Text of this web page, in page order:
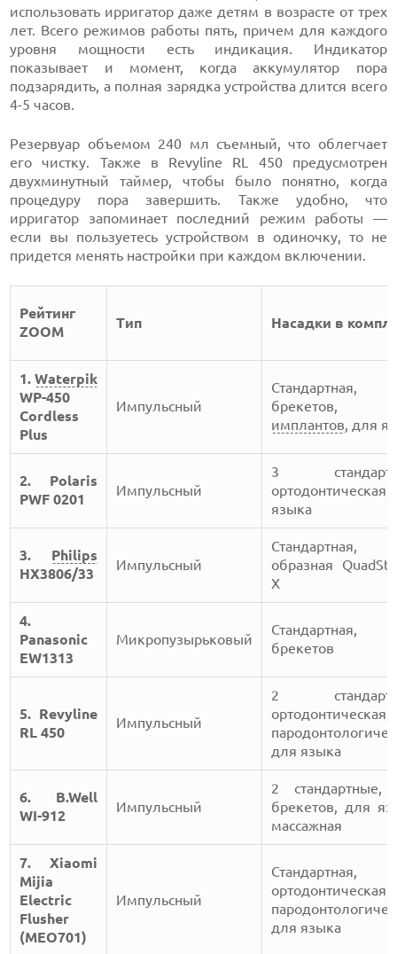
использовать ирригатор даже детям в возрасте от трех
лет. Всего режимов работы пять, причем для каждого
уровня мощности есть индикация. Индикатор
показывает и момент, когда аккумулятор пора
подзарядить, а полная зарядка устройства длится всего
4-5 часов.
Резервуар объемом 240 мл съемный, что облегчает
его чистку. Также в Revyline RL 450 предусмотрен
двухминутный таймер, чтобы было понятно, когда
процедуру пора завершить. Также удобно, что
ирригатор запоминает последний режим работы —
если вы пользуетесь устройством в одиночку, то не
придется менять настройки при каждом включении.
Рейтинг
ZOOM
Тип Насадки в
1.Waterpik
WP-450
Cordless
Plus
Импульсный
Стандартная,
брекетов,
имплантов, для
2. Polaris
PWF 0201
Импульсный
3
языка
3. Philips
HX3806/33
Импульсный
образная
X
4.
Panasonic
EW1313
Микропузырьковый
Стандартная,
брекетов
5. Revyline
RL 450
Импульсный
2
ортодонтическая,
для языка
6. B.Well
WI-912
Импульсный
2 стандартные,
брекетов, для
массажная
7. Xiaomi
Mijia
Electric
Flusher
(MEO701)
Импульсный
Стандартная,
ортодонтическая,
для языка